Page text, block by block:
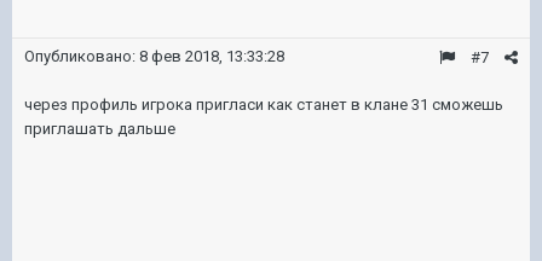
#7
Опубликовано: 8 фев 2018, 13:33:28
через профиль игрока пригласи как станет в клане 31 сможешь
приглашать дальше